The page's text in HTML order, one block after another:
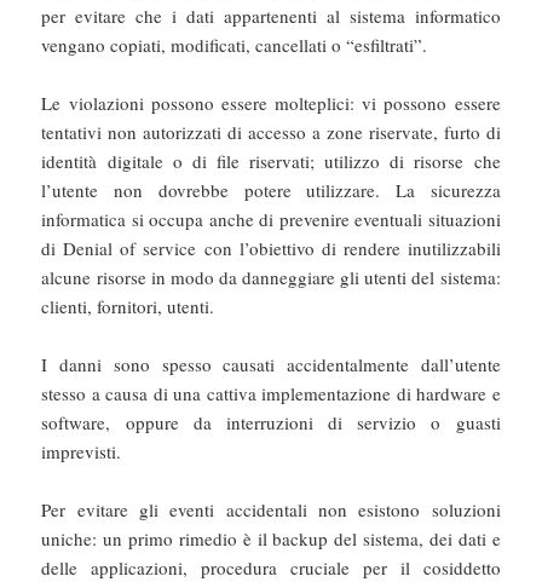
per evitare che i dati appartenenti al sistema informatico
vengano copiati, modificati, cancellati o “esfiltrati”.
Le violazioni possono essere molteplici: vi possono essere
tentativi non autorizzati di accesso a zone riservate, furto di
identità digitale o di file riservati; utilizzo di risorse che
l’utente non dovrebbe potere utilizzare. La sicurezza
informatica si occupa anche di prevenire eventuali situazioni
di Denial of service con l’obiettivo di rendere inutilizzabili
alcune risorse in modo da danneggiare gli utenti del sistema:
clienti, fornitori, utenti.
I danni sono spesso causati accidentalmente dall’utente
stesso a causa di una cattiva implementazione di hardware e
software, oppure da interruzioni di servizio o guasti
imprevisti.
Per evitare gli eventi accidentali non esistono soluzioni
uniche: un primo rimedio è il backup del sistema, dei dati e
delle applicazioni, procedura cruciale per il cosiddetto